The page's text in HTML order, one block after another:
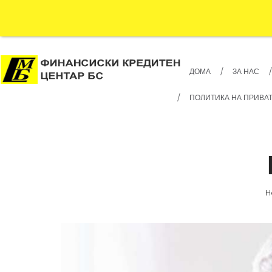
ДОМА ЗА НАС
ПОЛИТИКА НА